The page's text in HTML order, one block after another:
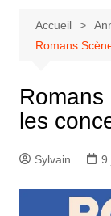
Accueil
Romans
les
Sylvain 9